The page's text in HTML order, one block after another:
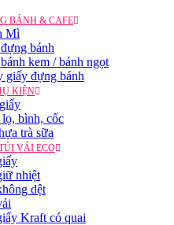
BÁNH & CAFE
Mì
bánh
kem / bánh ngọt
giấy đựng bánh
KIỆN
bình, cốc
trà sữa
VẢI ECO
nhiệt
dệt
Kraft có quai